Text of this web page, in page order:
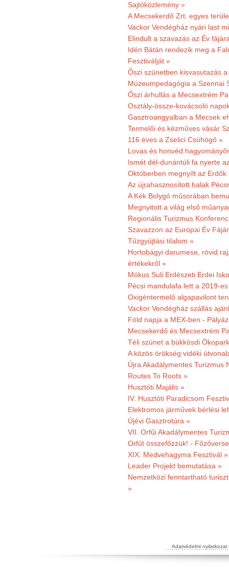
Sajtóközlemény »
A Mecsekerdő Zrt. egyes
Vackor Vendégház nyári last
Elindult a szavazás az Év
Idén Bátán rendezik meg a
Fesztiválját »
Őszi szünetben kisvasutazás
Múzeumpedagógia a Szennai
Őszi árhullás a Mecsextrém
Osztály-össze-kovácsoló
Gasztroangyalban a Mecsek
Termelői és kézműves vásár
116 éves a Zselici Csühögő »
Lovas és honvéd
Ismét dél-dunántúli fa nyerte
Októberben megnyílt az
Az újrahasznosított halak
A Kék Bolygó műsorában
Megnyitott a világ első
Regionális Turizmus
Szavazzon az Európai Év
Tűzgyújtási tilalom »
Hortobágyi darumese, rövid
értékekről »
Mókus Suli Erdészeti Erdei
Pécsi mandulafa lett a 2019-
Oxigéntermelő algapavilont
Vackor Vendégház szállás
Föld napja a MEX-ben -
Mecsekerdő és Mecsextrém
Téli szünet a bükkösdi
A közös örökség vidéki
Újra Akadálymentes Turizmus
Routes To Roots »
Husztóti Majális »
IV. Husztóti Paradicsom
Elektromos járművek bérlési
Újévi Gasztrotúra »
VII. Orfűi Akadálymentes
Orfűt összefőzzük! -
XIX. Medvehagyma Fesztivál »
Leader Projekt bemutatása »
Nemzetközi fenntartható
»
Adatvédelmi nyilatkozat